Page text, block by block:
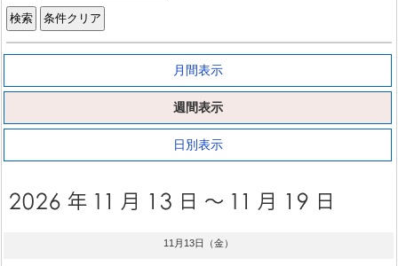
月間表示
週間表示
日別表示
11月13日（金）